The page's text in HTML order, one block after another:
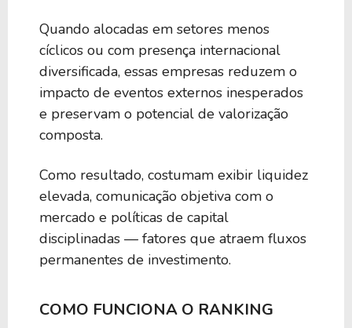
Quando alocadas em setores menos
cíclicos ou com presença internacional
diversificada, essas empresas reduzem o
impacto de eventos externos inesperados
e preservam o potencial de valorização
composta.
Como resultado, costumam exibir liquidez
elevada, comunicação objetiva com o
mercado e políticas de capital
disciplinadas — fatores que atraem fluxos
permanentes de investimento.
COMO FUNCIONA O RANKING